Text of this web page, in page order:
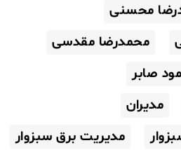
محسنی
محمدرضا مقدسی
صابر
مدیران
مدیریت برق سبزوار